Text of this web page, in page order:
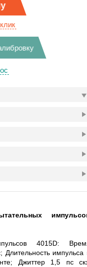
4015D:
импульса
Джиттер 1,5 пс